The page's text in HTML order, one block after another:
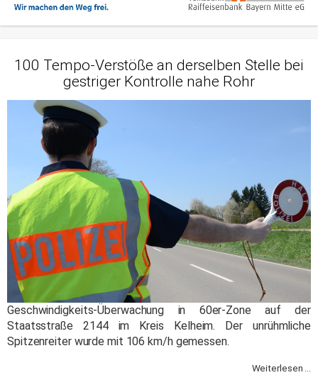
100 Tempo-Verstöße an derselben Stelle bei
gestriger Kontrolle nahe Rohr
Geschwindigkeits-Überwachung in 60er-Zone auf der
Staatsstraße 2144 im Kreis Kelheim. Der unrühmliche
Spitzenreiter wurde mit 106 km/h gemessen.
Weiterlesen ...